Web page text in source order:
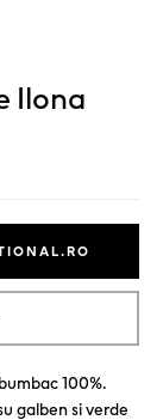
Ilona
100%.
galben si verde